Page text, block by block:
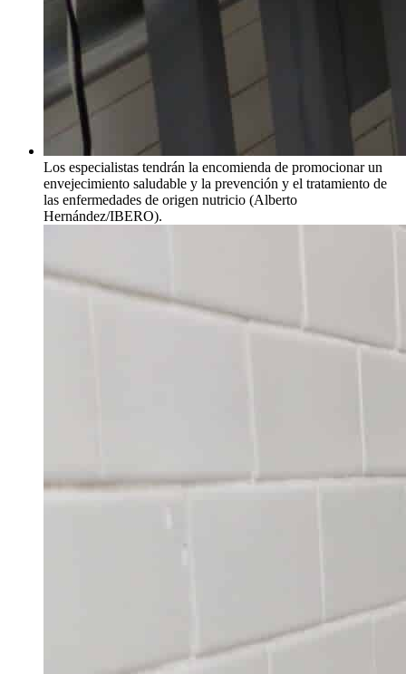
Los especialistas tendrán la encomienda de promocionar un
envejecimiento saludable y la prevención y el tratamiento de
las enfermedades de origen nutricio (Alberto
Hernández/IBERO).